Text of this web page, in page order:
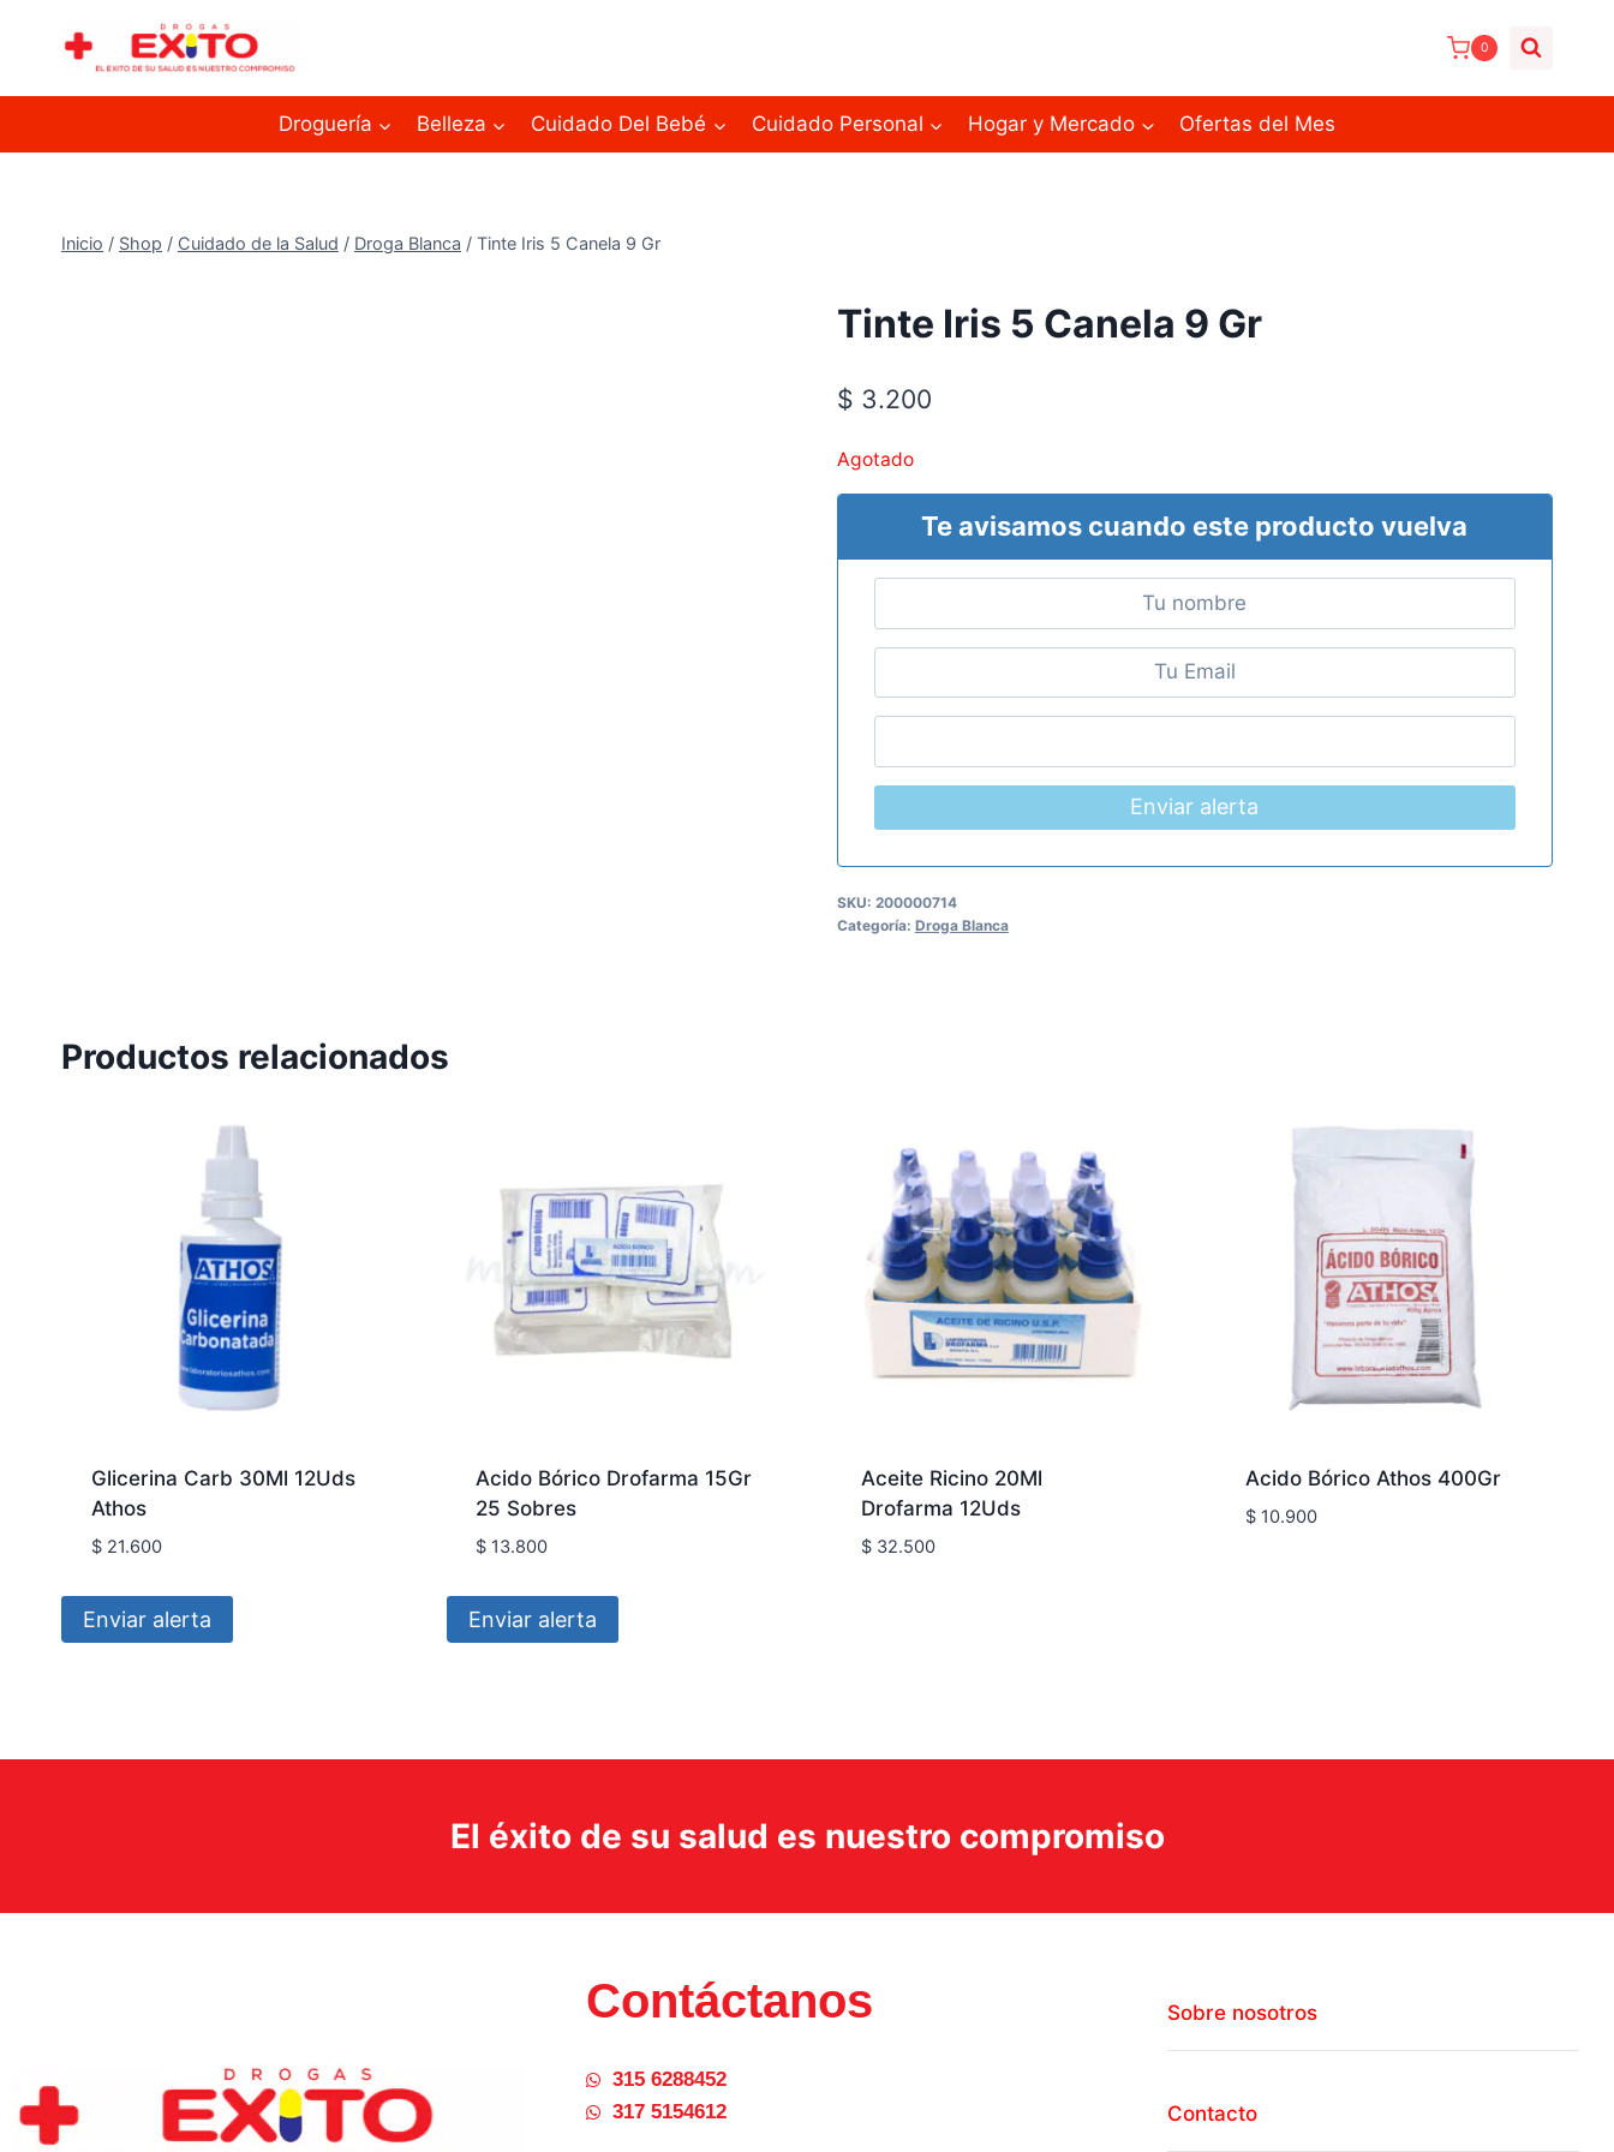
0
Droguería Belleza Cuidado Del Bebé Cuidado Personal Hogar y Mercado Ofertas del Mes
Inicio / Shop / Cuidado de la Salud / Droga Blanca / Tinte Iris 5 Canela 9 Gr
Tinte Iris 5 Canela 9 Gr
$ 3.200
Agotado
Te avisamos cuando este producto vuelva
Enviar alerta
SKU: 200000714
Categoría: Droga Blanca
Productos relacionados
Glicerina Carb 30Ml 12Uds
Athos
$21.600
Enviar alerta
Acido Bórico Drofarma 15Gr
25 Sobres
$ 13.800
Enviar alerta
Aceite Ricino 20Ml
Drofarma 12Uds
$32.500
Acido Bórico Athos 400Gr
$ 10.900
El éxito de su salud es nuestro compromiso
Contáctanos
315 6288452
317 5154612
Sobre nosotros
Contacto